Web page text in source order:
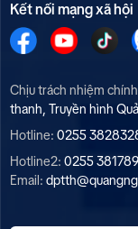
Kết nối mạng xã hội
Chịu trách nhiệm
thanh, Truyền hình
Hotline: 0255
Hotline2: 0255
Email: